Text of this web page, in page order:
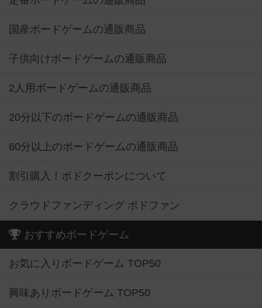
国産ボードゲームの通販商品
子供向けボードゲームの通販商品
2人用ボードゲームの通販商品
20分以下のボードゲームの通販商品
60分以上のボードゲームの通販商品
割引購入！ボドクーポンについて
クラウドファンディング ボドファン
おすすめボードゲーム
お気に入りボードゲーム TOP50
興味ありボードゲーム TOP50